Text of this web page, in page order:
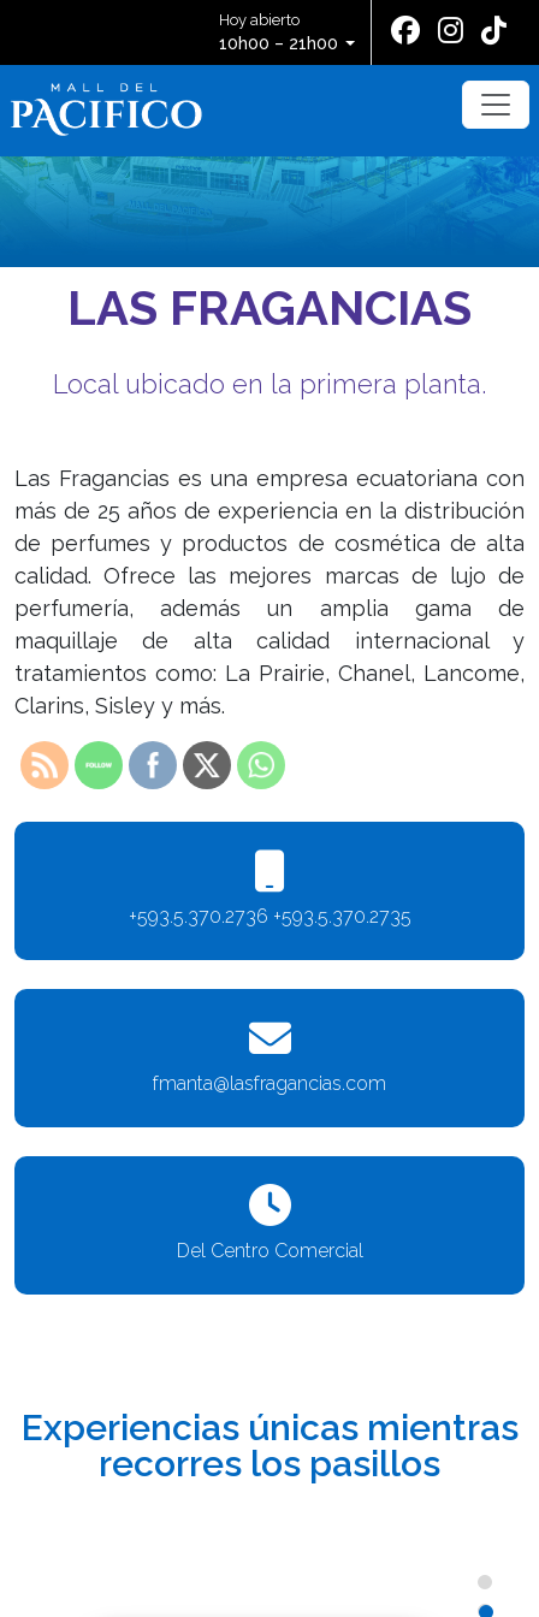
Hoy abierto
10h00 – 21h00
LAS FRAGANCIAS
Local ubicado en la primera planta.
Las Fragancias es una empresa ecuatoriana con
más de 25 años de experiencia en la distribución
de perfumes y productos de cosmética de alta
calidad. Ofrece las mejores marcas de lujo de
perfumería, además un amplia gama de
maquillaje de alta calidad internacional y
tratamientos como: La Prairie, Chanel, Lancome,
Clarins, Sisley y más.
+593.5.370.2736 +593.5.370.2735
fmanta@lasfragancias.com
Del Centro Comercial
Experiencias únicas mientras
recorres los pasillos